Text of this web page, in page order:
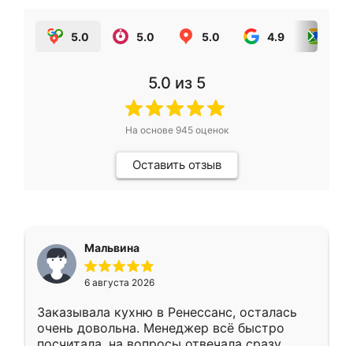
5.0 5.0 5.0 4.9
5.0 из 5
На основе 945оценок
Оставить отзыв
Мальвина
6 августа 2026
Заказывала кухню в Ренессанс, осталась
очень довольна. Менеджер всё быстро